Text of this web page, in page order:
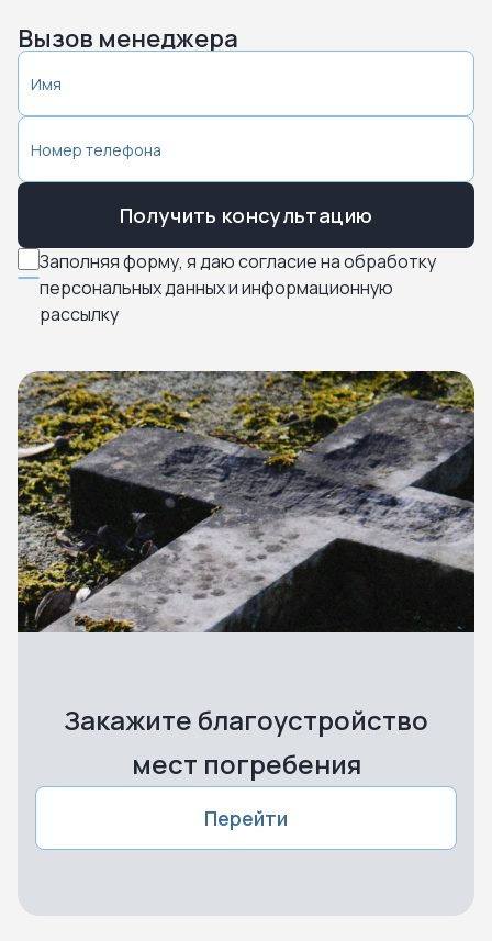
Вызов менеджера
Заполняя форму, я даю согласие на обработку
персональных данных и информационную
рассылку
Получить консультацию
Закажите благоустройство
мест погребения
Перейти